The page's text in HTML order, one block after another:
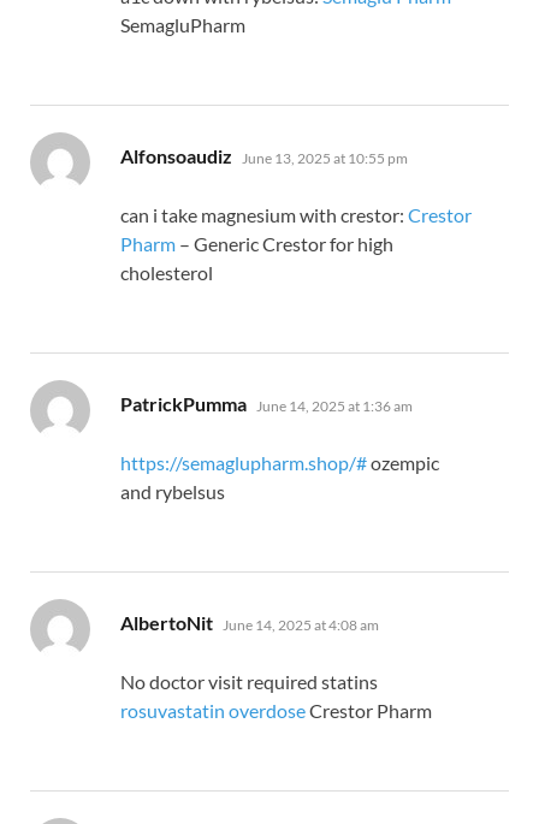
SemagluPharm
Alfonsoaudiz says:
June 13, 2025 at 10:55 pm
can i take magnesium with crestor: Crestor
Pharm – Generic Crestor for high
cholesterol
PatrickPumma says:
June 14, 2025 at 1:36 am
https://semaglupharm.shop/#ozempic
and rybelsus
AlbertoNit says:
June 14, 2025 at 4:08 am
No doctor visit required statins
rosuvastatin overdoseCrestor Pharm